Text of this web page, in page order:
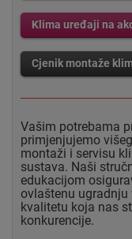
Klima uređaji na
Cjenik montaže
Vašim potrebama
primjenjujemo
montaži i servisu
sustava. Naši
edukacijom
ovlaštenu
kvalitetu koja nas
konkurencije.